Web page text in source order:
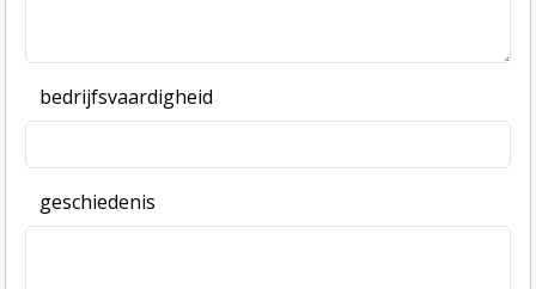
bedrijfsvaardigheid
geschiedenis